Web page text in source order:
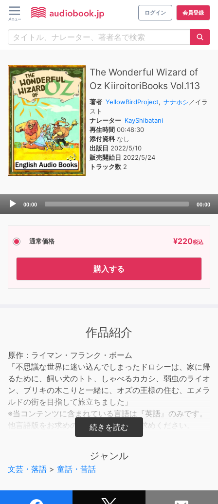
ログイン 会員登録
The Wonderful Wizard of
Oz KiiroitoriBooks Vol.113
著者 YellowBirdProject, ナナホシ ／イラ
スト
ナレーター KayShibatani
再生時間 00:48:30
添付資料なし
出版日 2022/5/10
販売開始日 2022/5/24
トラック数 2
Audio
00:00 00:00
通常価格 ¥220税込
購入する
作品紹介
原作：ライマン・フランク・ボーム
「不思議な世界に迷い込んでしまったドロシーは、家に帰
るために、飼い犬のトト、しゃべるカカシ、弱虫のライオ
ン、ブリキの木こりと一緒に、オズの王様の住む、エメラ
ルドの街を目指して旅立ちました」
※当コンテンツに含まれている言語は『英語』のみです。
他言語版をお求めの方は、別途お買い求めください。
BGMなし版もセットで収録されています。別売りのイラ
言語学習用にも最適です。
公式サイト http://yellow-bird.info
ジャンル
文芸・落語 > 童話・昔話